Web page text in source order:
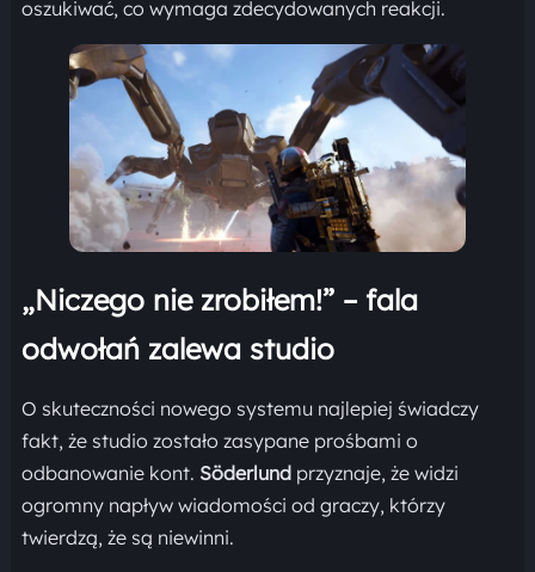
oszukiwać, co wymaga zdecydowanych reakcji.
„Niczego nie zrobiłem!” – fala
odwołań zalewa studio
O skuteczności nowego systemu najlepiej świadczy
fakt, że studio zostało zasypane prośbami o
odbanowanie kont. Söderlundprzyznaje, że widzi
ogromny napływ wiadomości od graczy, którzy
twierdzą, że są niewinni.